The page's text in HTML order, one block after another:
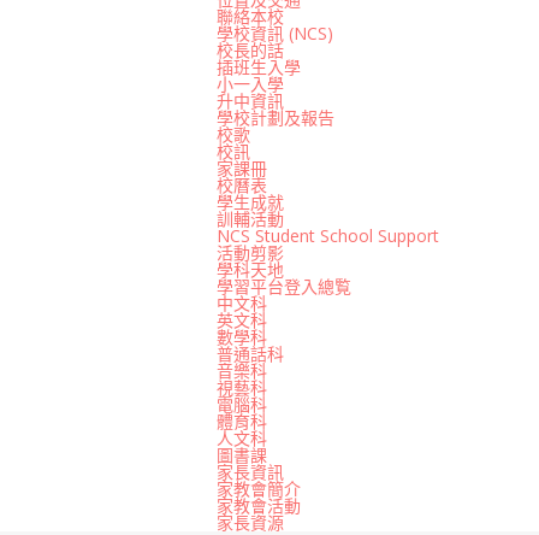
聯絡本校
學校資訊 (NCS)
校長的話
插班生入學
小一入學
升中資訊
學校計劃及報告
校歌
校訊
家課冊
校曆表
學生成就
訓輔活動
NCS Student School Support
活動剪影
學科天地
學習平台登入總覧
中文科
英文科
數學科
普通話科
音樂科
視藝科
電腦科
體育科
人文科
圖書課
家長資訊
家教會簡介
家教會活動
家長資源